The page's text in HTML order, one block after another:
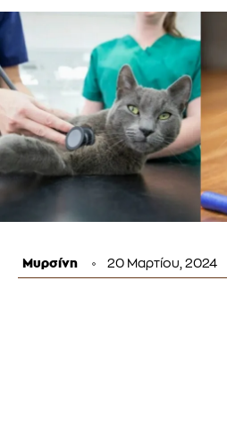
Μυρσίνη 20 Μαρτίου, 2024